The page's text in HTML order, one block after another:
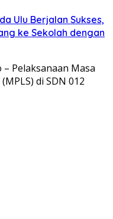
Ulu Berjalan Sukses,
ke Sekolah dengan
Pelaksanaan Masa
di SDN 012